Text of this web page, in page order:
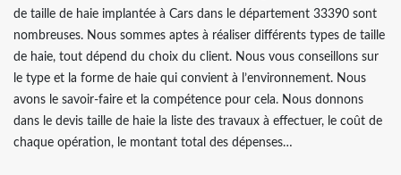
de taille de haie implantée à Cars dans le département 33390 sont
nombreuses. Nous sommes aptes à réaliser différents types de taille
de haie, tout dépend du choix du client. Nous vous conseillons sur
le type et la forme de haie qui convient à l’environnement. Nous
avons le savoir-faire et la compétence pour cela. Nous donnons
dans le devis taille de haie la liste des travaux à effectuer, le coût de
chaque opération, le montant total des dépenses…